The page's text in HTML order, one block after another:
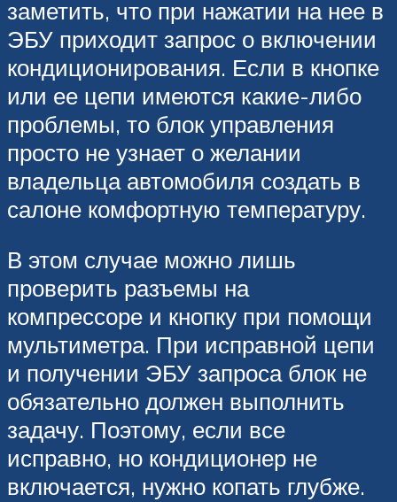
заметить, что при нажатии на нее в
ЭБУ приходит запрос о включении
кондиционирования. Если в кнопке
или ее цепи имеются какие-либо
проблемы, то блок управления
просто не узнает о желании
владельца автомобиля создать в
салоне комфортную температуру.
В этом случае можно лишь
проверить разъемы на
компрессоре и кнопку при помощи
мультиметра. При исправной цепи
и получении ЭБУ запроса блок не
обязательно должен выполнить
задачу. Поэтому, если все
исправно, но кондиционер не
включается, нужно копать глубже.